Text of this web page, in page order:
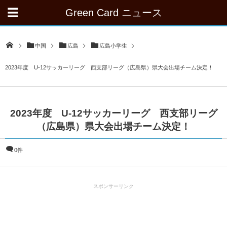
Green Card ニュース
中国 広島 広島小学生
2023年度 U-12サッカーリーグ 西支部リーグ（広島県）県大会出場チーム決定！
2023年度 U-12サッカーリーグ 西支部リーグ
（広島県）県大会出場チーム決定！
0件
スポンサーリンク